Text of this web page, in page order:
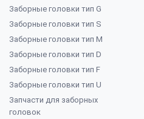
Заборные головки тип G
Заборные головки тип S
Заборные головки тип M
Заборные головки тип D
Заборные головки тип F
Заборные головки тип U
Запчасти для заборных
головок